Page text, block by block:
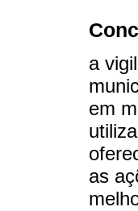
a
em
as